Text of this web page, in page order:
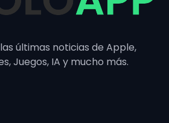
últimas noticias de Apple,
Juegos, IA y mucho más.